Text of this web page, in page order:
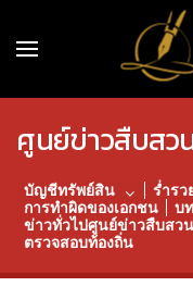
ศูนย์ข่าวสืบสว
บัญชีทรัพย์สิน ร่ำรว
การทำผิดของเอกชน
บ
ข่าวทั่วไปศูนย์ข่าวสืบสวน
ตรวจสอบท้องถิ่น